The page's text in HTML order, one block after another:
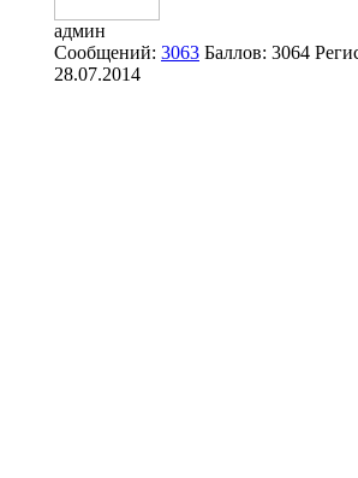
админ
Сообщений: 3063 Баллов: 3064
28.07.2014